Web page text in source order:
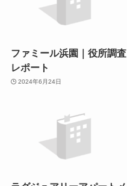
ファミール浜園｜役所調査
レポート
2024年6月24日